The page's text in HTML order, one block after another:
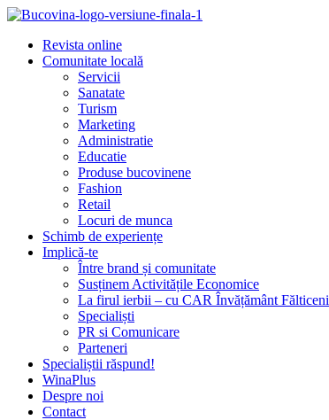
Revista online
Comunitate locală
Servicii
Sanatate
Turism
Marketing
Administratie
Educatie
Produse bucovinene
Fashion
Retail
Locuri de munca
Schimb de experiențe
Implică-te
Între brand și comunitate
Susținem Activitățile Economice
La firul ierbii – cu CAR Învățământ Fălticeni
Specialiști
PR si Comunicare
Parteneri
Specialiștii răspund!
WinaPlus
Despre noi
Contact